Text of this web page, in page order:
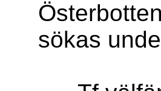
sökas